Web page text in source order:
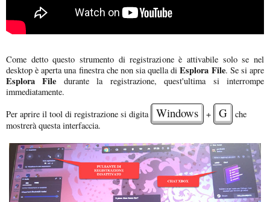
Come detto questo strumento di registrazione è attivabile solo se nel
desktop è aperta una finestra che non sia quella di Esplora File. Se si apre
Esplora File durante la registrazione, quest'ultima si interrompe
immediatamente.
Per aprire il tool di registrazione si digita
Windows + G
che
mostrerà questa interfaccia.